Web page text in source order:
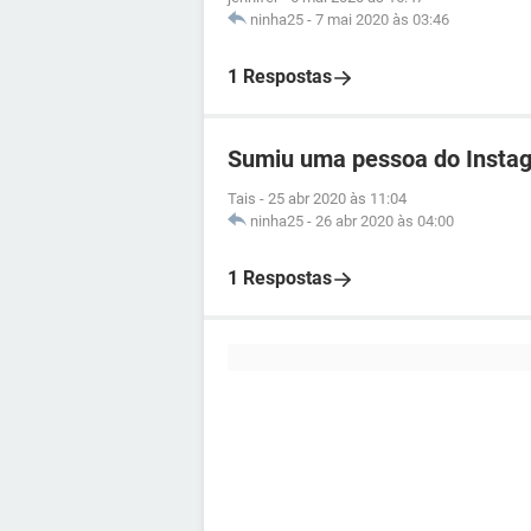
ninha25 - 7 mai 2020 às 03:46
1 Respostas
Sumiu uma pessoa do
Tais - 25 abr 2020 às 11:04
ninha25 - 26 abr 2020 às 04:00
1 Respostas